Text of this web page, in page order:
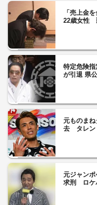
「売上金
22歳女性
特定危険
が引退 県
元ものま
去 タレン
元ジャン
求刑 ロケ